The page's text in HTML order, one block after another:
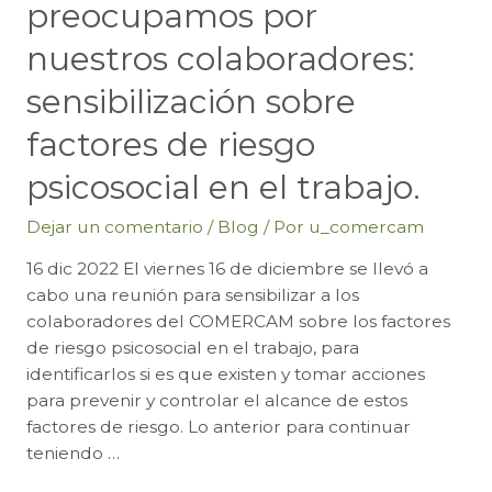
preocupamos por
nuestros colaboradores:
sensibilización sobre
factores de riesgo
psicosocial en el trabajo.
Dejar un comentario / Blog / Por u_comercam
16 dic 2022 El viernes 16 de diciembre se llevó a
cabo una reunión para sensibilizar a los
colaboradores del COMERCAM sobre los factores
de riesgo psicosocial en el trabajo, para
identificarlos si es que existen y tomar acciones
para prevenir y controlar el alcance de estos
factores de riesgo. Lo anterior para continuar
teniendo …